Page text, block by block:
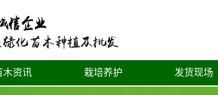
木资讯 栽培养护 发货现场